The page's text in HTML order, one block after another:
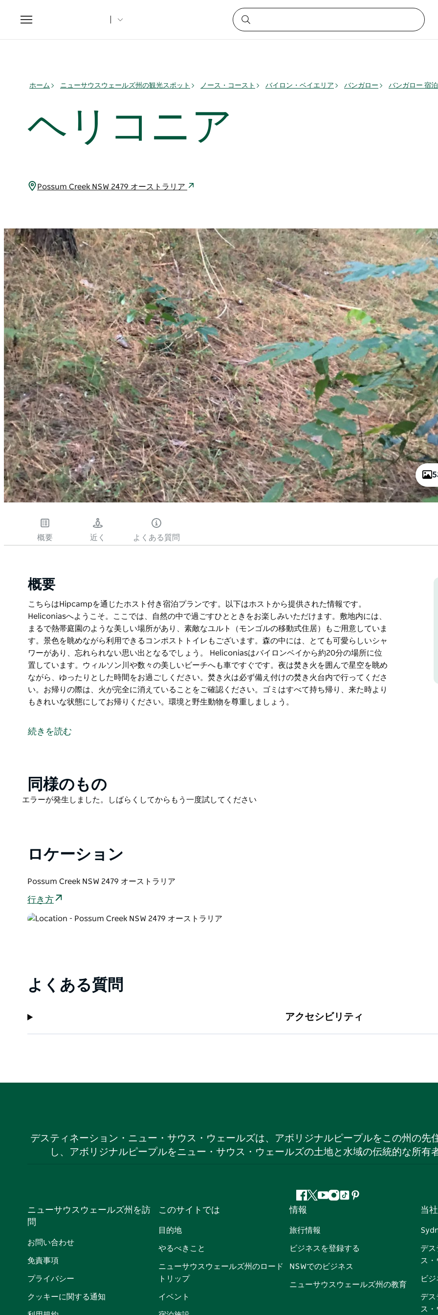
Toggle
navigation
ホーム ニューサウスウェールズ州の観光スポット ノース・コースト バイロン・ベイエリア バンガロー バンガロー 宿
ヘリコニア
Possum Creek NSW 2479 オーストラリア
概要 近く よくある質問
概要
こちらはHipcampを通じたホスト付き宿泊プランです。以下はホストから提供された情報です。
Heliconiasへようこそ。ここでは、自然の中で過ごすひとときをお楽しみいただけます。敷地内には、
まるで熱帯庭園のような美しい場所があり、素敵なユルト（モンゴルの移動式住居）もご用意していま
す。景色を眺めながら利用できるコンポストトイレもございます。森の中には、とても可愛らしいシャ
ワーがあり、忘れられない思い出となるでしょう。 Heliconiasはバイロンベイから約20分の場所に位
置しています。ウィルソン川や数々の美しいビーチへも車ですぐです。夜は焚き火を囲んで星空を眺め
ながら、ゆったりとした時間をお過ごしください。焚き火は必ず備え付けの焚き火台内で行ってくださ
い。お帰りの際は、火が完全に消えていることをご確認ください。ゴミはすべて持ち帰り、来た時より
もきれいな状態にしてお帰りください。環境と野生動物を尊重しましょう。
Heliconiasへようこそ。ここでは、自然の中で過ごすひとときをお楽しみいただけます。敷地内には、
Heliconiasはバイロンベイから約20分の場所に位置しています。ウィルソン川や数々の美しいビーチへ
も車ですぐです。夜は焚き火を囲んで星空を眺めながら、ゆったりとした時間をお過ごしください。焚
続きを読む
Product
List
同様のもの
Product
エラーが発生しました。しばらくしてからもう一度試してください
ロケーション
Possum Creek NSW 2479 オーストラリア
行き方
よくある質問
アクセシビリティ
デスティネーション・ニュー・サウス・ウェールズは、アボリジナルピープルをこの州の先
し、アボリジナルピープルをニュー・サウス・ウェールズの土地と水域の伝統的な所有
フ
ェ
イ
ブ
ッ
ツ
ッ
ー
ユ
ー
ブ
イ
グ
ラ
テ
ト
ピ
ス
ニューサウスウェールズ州を訪
問
お問い合わせ
免責事項
プライバシー
クッキーに関する通知
このサイトでは
目的地
やるべきこと
ニューサウスウェールズ州のロード
トリップ
イベント
情報
旅行情報
ビジネスを登録する
NSWでのビジネス
ニューサウスウェールズ州の教育
当
デス
ス・
ビ
デス
ス・